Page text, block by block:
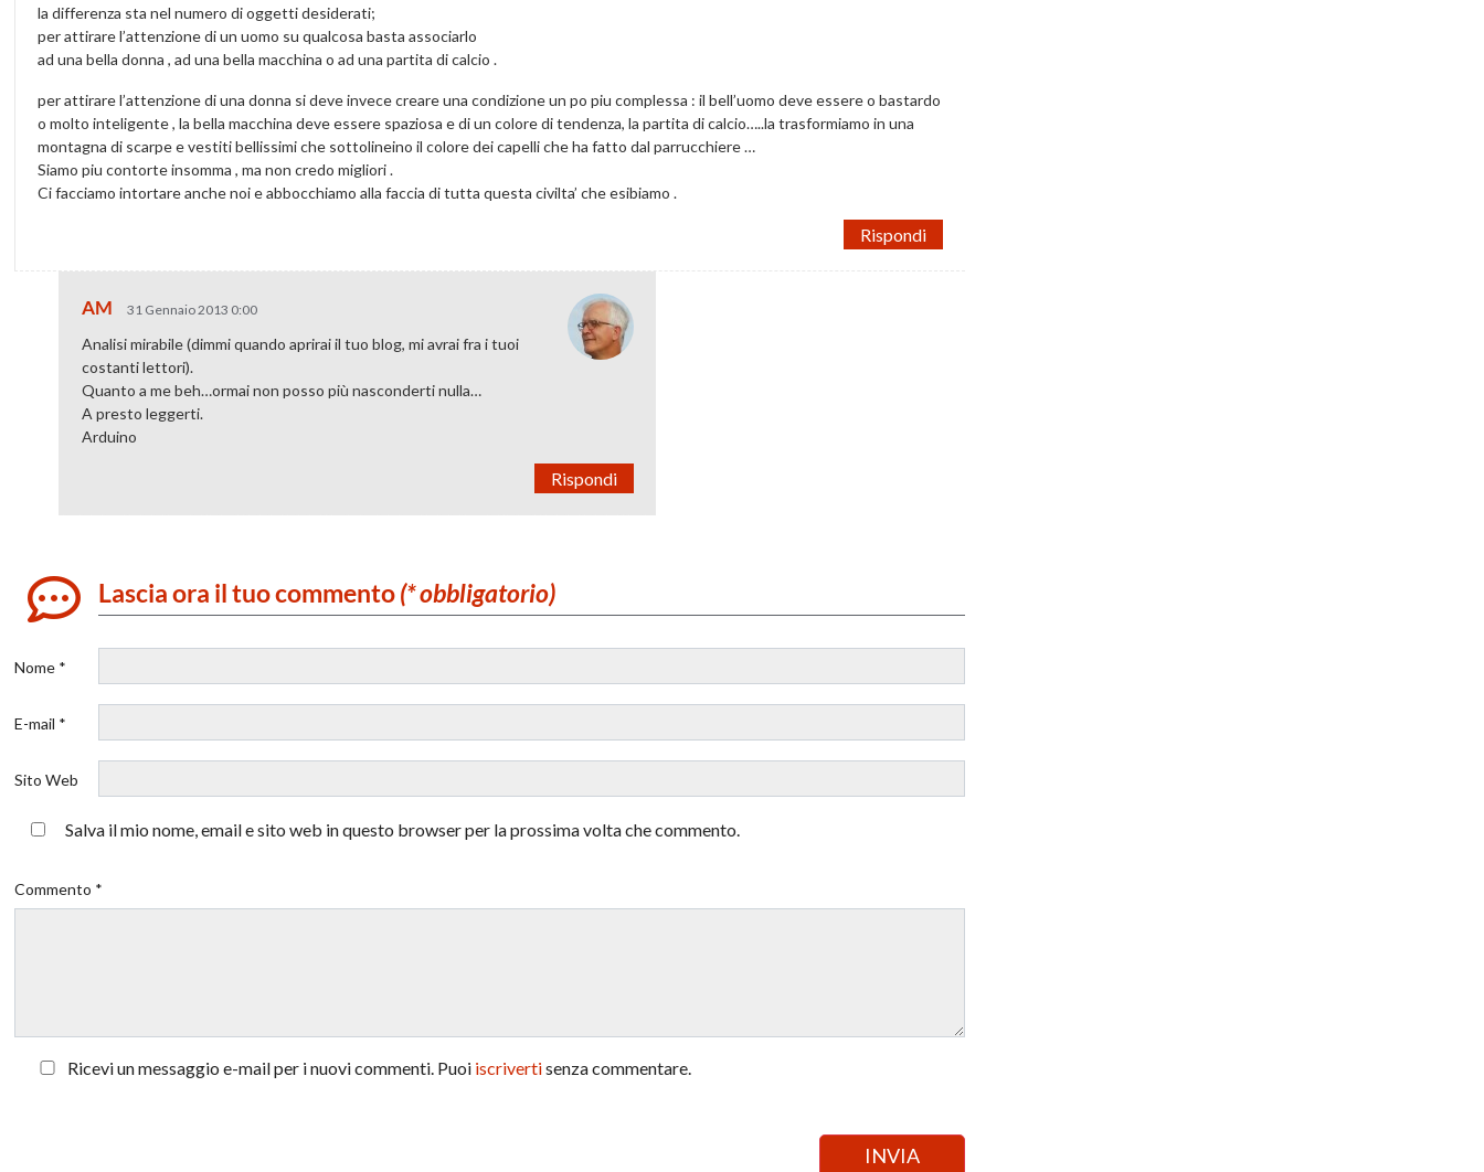
la differenza sta nel numero di oggetti desiderati;
per attirare l’attenzione di un uomo su qualcosa basta associarlo
ad una bella donna , ad una bella macchina o ad una partita di calcio .
per attirare l’attenzione di una donna si deve invece creare una condizione un po piu complessa : il bell’uomo deve essere o bastardo
o molto inteligente , la bella macchina deve essere spaziosa e di un colore di tendenza, la partita di calcio…..la trasformiamo in una
montagna di scarpe e vestiti bellissimi che sottolineino il colore dei capelli che ha fatto dal parrucchiere …
Siamo piu contorte insomma , ma non credo migliori .
Ci facciamo intortare anche noi e abbocchiamo alla faccia di tutta questa civilta’ che esibiamo .
Rispondi
AM 31 Gennaio 2013 0:00
Analisi mirabile (dimmi quando aprirai il tuo blog, mi avrai fra i tuoi
costanti lettori).
Quanto a me beh…ormai non posso più nasconderti nulla…
A presto leggerti.
Arduino
Rispondi
Lascia ora il tuo commento(* obbligatorio)
Nome *
E-mail *
Sito Web
Salva il mio nome, email e sito web in questo browser per la prossima volta che commento.
Commento *
Ricevi un messaggio e-mail per i nuovi commenti. Puoi iscrivertisenza commentare.